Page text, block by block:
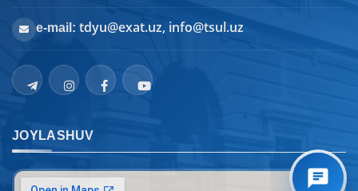
e-mail: tdyu@exat.uz, info@tsul.uz
JOYLASHUV